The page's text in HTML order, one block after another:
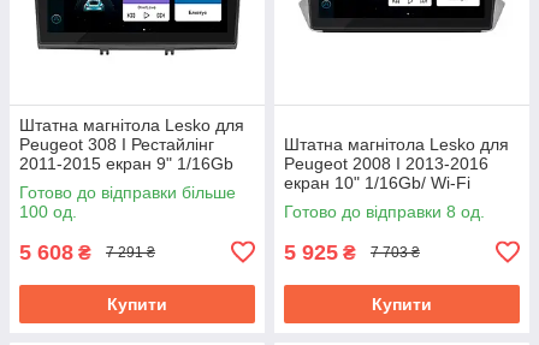
Штатна магнітола Lesko для
Peugeot 308 I Рестайлінг
2011-2015 екран 9" 1/16Gb
Grey/Wi-Fi Optima GPS
Android
Готово до відправки більше
100 од.
5 608 ₴ 7 291 ₴
Купити
Штатна магнітола Lesko для
Peugeot 2008 I 2013-2016
екран 10" 1/16Gb/ Wi-Fi
Optima GPS Android Пожо
Готово до відправки 8 од.
5 925 ₴ 7 703 ₴
Купити